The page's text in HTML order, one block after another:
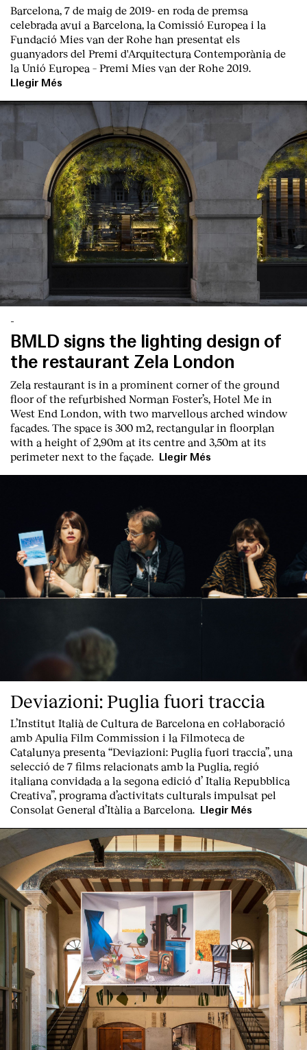
Index
Barcelona, 7 de maig de 2019- en roda de premsa
celebrada avui a Barcelona, la Comissió Europea i la
Fundació Mies van der Rohe han presentat els
guanyadors del Premi d'Arquitectura Contemporània de
la Unió Europea – Premi Mies van der Rohe 2019.
Llegir Més
-
BMLD signs the lighting design of
the restaurant Zela London
Zela restaurant is in a prominent corner of the ground
floor of the refurbished Norman Foster’s, Hotel Me in
West End London, with two marvellous arched window
facades. The space is 300 m2, rectangular in floorplan
with a height of 2,90m at its centre and 3,50m at its
perimeter next to the façade.
Llegir Més
Deviazioni: Puglia fuori traccia
L’Institut Italià de Cultura de Barcelona en col·laboració
amb Apulia Film Commission i la Filmoteca de
Catalunya presenta “Deviazioni: Puglia fuori traccia”, una
selecció de 7 films relacionats amb la Puglia, regió
italiana convidada a la segona edició d’ Italia Repubblica
Creativa”, programa d’activitats culturals impulsat pel
Consolat General d’Itàlia a Barcelona.
Llegir Més